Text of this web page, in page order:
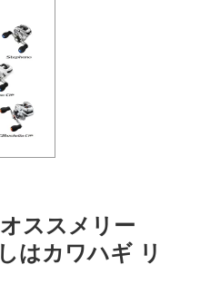
ススメリー
はカワハギ リ